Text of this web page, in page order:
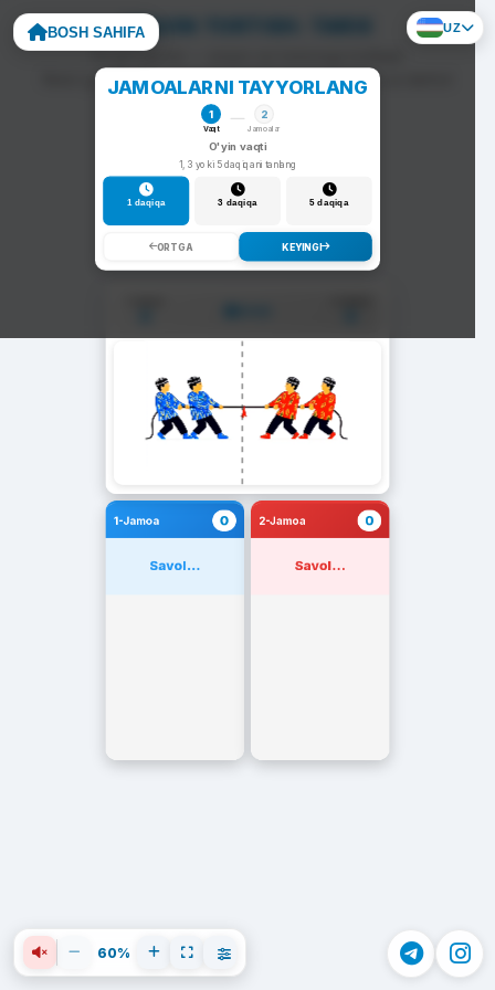
BOSH SAHIFA UZ
ARQON TORTISH: TARIX
To'g'ri javob — arqon siz tomonga tortiladi.
Noto'g'ri javob — arqon raqib tomonga siljiydi va darhol
yangi savol chiqadi.
JAMOALARNI TAYYORLANG
1
Vaqt
2
Jamoalar
O'yin vaqti
1, 3 yoki 5 daqiqani tanlang
1 daqiqa 3 daqiqa 5 daqiqa
ORTGA KEYINGI
1-Jamoa 0
Savol...
2-Jamoa 0
Savol...
60%